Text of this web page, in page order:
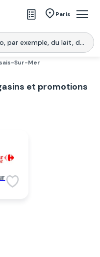
Paris
l'application
Sur-Mer
et promotions